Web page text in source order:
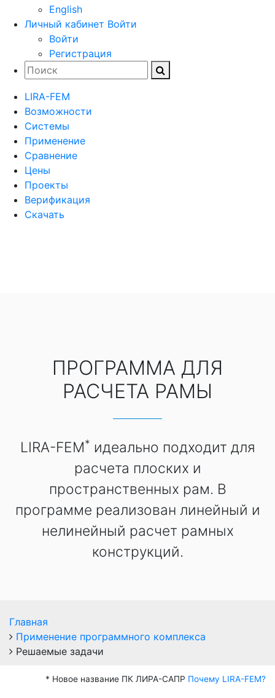
English
Личный кабинет Войти
Войти
Регистрация
LIRA-FEM
Возможности
Cистемы
Применение
Сравнение
Цены
Проекты
Верификация
Скачать
ПРОГРАММА ДЛЯ
РАСЧЕТА РАМЫ
LIRA-FEM* идеально подходит для
расчета плоских и
пространственных рам. В
программе реализован линейный и
нелинейный расчет рамных
конструкций.
Главная
Применение программного комплекса
Решаемые задачи
* Новое название ПК ЛИРА-САПР Почему LIRA-FEM?